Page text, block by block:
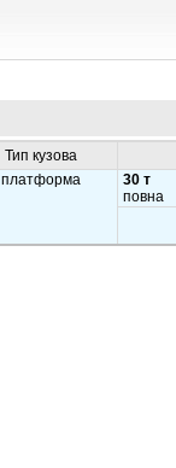
Тип кузова
платформа
30 т
повна